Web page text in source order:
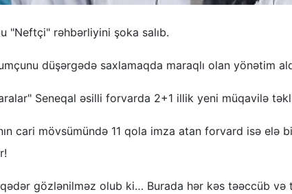
"Neftçi" rəhbərliyini şoka salıb.
düşərgədə saxlamaqda maraqlı olan yönətim
Seneqal əsilli forvarda 2+1 illik yeni müqavilə
cari mövsümündə 11 qola imza atan forvard isə
gözlənilməz olub ki… Burada hər kəs təəccüb və